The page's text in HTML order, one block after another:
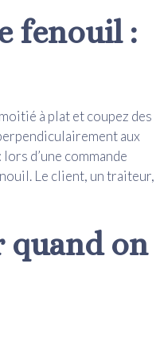
fenouil :
à plat et coupez des
aux
d’une commande
Le client, un traiteur,
quand on